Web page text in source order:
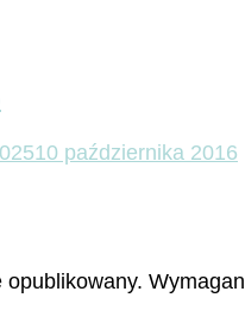
10 października 2016
opublikowany.